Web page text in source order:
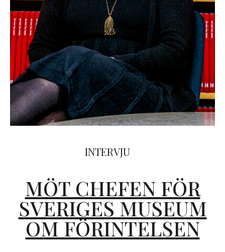
INTERVJU
MÖT CHEFEN FÖR
SVERIGES MUSEUM
OM FÖRINTELSEN